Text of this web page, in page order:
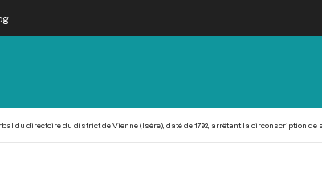
du directoire du district de Vienne (Isère), daté de 1792, arrêtant la circonscription de